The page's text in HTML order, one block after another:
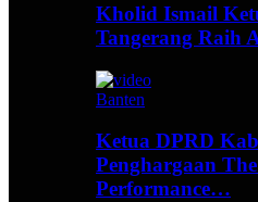
Kholid Ismail
Tangerang Raih
Banten
Ketua DPRD
Penghargaan
Performance…